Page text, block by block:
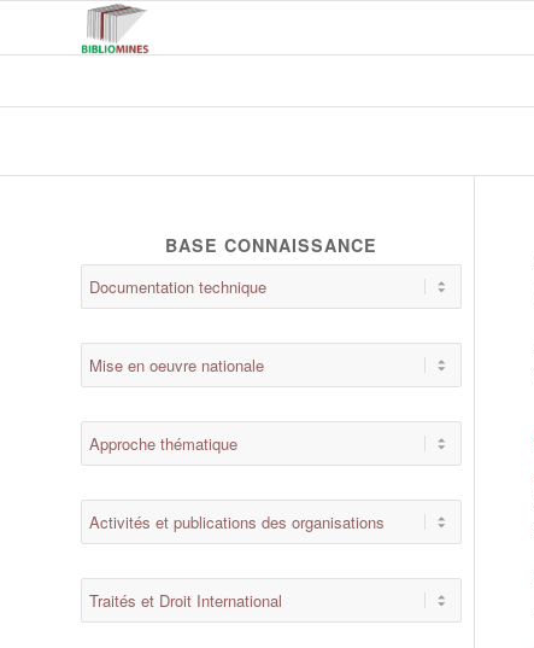
BASE CONNAISSANCE